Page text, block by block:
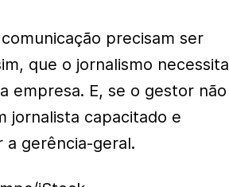
precisam ser
que o jornalismo necessita
empresa. E, se o gestor não
jornalista capacitado e
gerência-geral.